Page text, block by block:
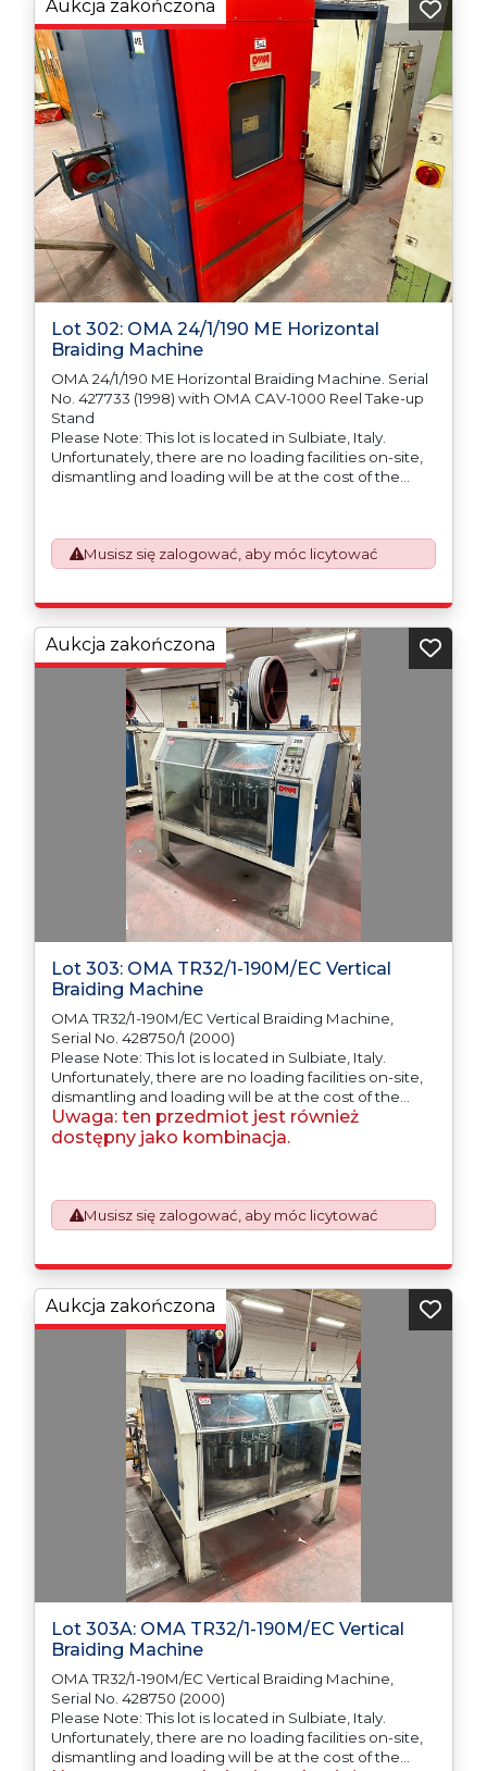
Lot 302: OMA 24/1/190 ME Horizontal
Braiding Machine
OMA 24/1/190 ME Horizontal Braiding Machine. Serial
No. 427733 (1998) with OMA CAV-1000 Reel Take-up
Stand
Please Note: This lot is located in Sulbiate, Italy.
Unfortunately, there are no loading facilities on-site,
dismantling and loading will be at the cost of the
Aukcja zakończona
Musisz się zalogować, aby móc licytować
Lot 303: OMA TR32/1-190M/EC Vertical
Braiding Machine
OMA TR32/1-190M/EC Vertical Braiding Machine,
Serial No. 428750/1 (2000)
Please Note: This lot is located in Sulbiate, Italy.
Unfortunately, there are no loading facilities on-site,
dismantling and loading will be at the cost of the
purchaser. All/Any tooling is being offered as
specifically described.
Aukcja zakończona
Uwaga: ten przedmiot jest również
dostępny jako kombinacja.
Musisz się zalogować, aby móc licytować
Lot 303A: OMA TR32/1-190M/EC Vertical
Braiding Machine
OMA TR32/1-190M/EC Vertical Braiding Machine,
Serial No. 428750 (2000)
Please Note: This lot is located in Sulbiate, Italy.
Unfortunately, there are no loading facilities on-site,
dismantling and loading will be at the cost of the
Aukcja zakończona